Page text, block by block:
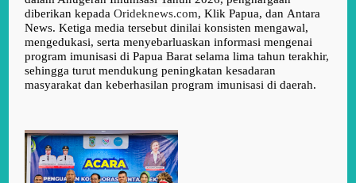
diberikan kepadaOrideknews.com,Klik Papua, dan Antara
News. Ketiga media tersebut dinilai konsisten mengawal,
mengedukasi, serta menyebarluaskan informasi mengenai
program imunisasi di Papua Barat selama lima tahun terakhir,
sehingga turut mendukung peningkatan kesadaran
masyarakat dan keberhasilan program imunisasi di daerah.